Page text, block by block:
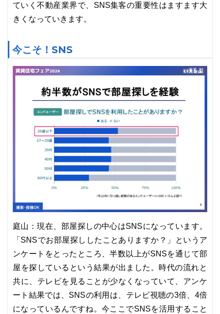
ていく不動産業界で、SNS集客の重要性はますます大
きくなっていきます。
今こそ！SNS
庭山：現在、部屋探しの中心はSNSになっています。
「SNSでお部屋探ししたことありますか？」というア
ンケートをとったところ、半数以上がSNSを通じて部
屋を探しているという結果が出ました。時代の流れと
共に、テレビを見ることが少なくなっていて、アンケ
ート結果では、SNSの利用は、テレビ視聴の3倍、4倍
になっているんですね。今ここでSNSを活用すること